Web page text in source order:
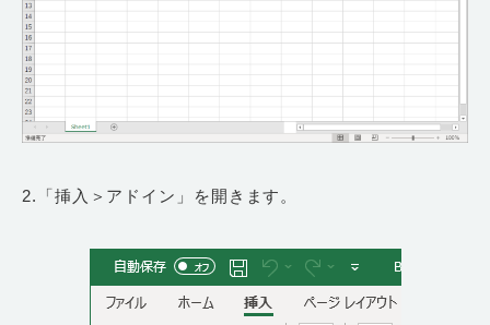
2.「挿入＞アドイン」を開きます。